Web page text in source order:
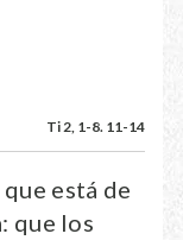
Ti 2, 1-8. 11-14
está de
que los